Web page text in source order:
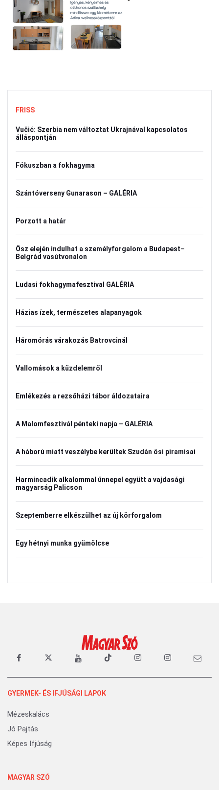
FRISS
Vučić: Szerbia nem változtat Ukrajnával kapcsolatos
álláspontján
Fókuszban a fokhagyma
Szántóverseny Gunarason – GALÉRIA
Porzott a határ
Ősz elején indulhat a személyforgalom a Budapest–
Belgrád vasútvonalon
Ludasi fokhagymafesztival GALÉRIA
Házias ízek, természetes alapanyagok
Háromórás várakozás Batrovcinál
Vallomások a küzdelemről
Emlékezés a rezsőházi tábor áldozataira
A Malomfesztivál pénteki napja – GALÉRIA
A háború miatt veszélybe kerültek Szudán ősi piramisai
Harmincadik alkalommal ünnepel együtt a vajdasági
magyarság Palicson
Szeptemberre elkészülhet az új körforgalom
Egy hétnyi munka gyümölcse
GYERMEK- ÉS IFJÚSÁGI LAPOK
Mézeskalács
Jó Pajtás
Képes Ifjúság
MAGYAR SZÓ